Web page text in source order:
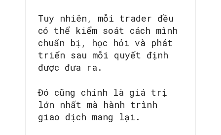
Tuy nhiên, mỗi trader đều
có thể kiểm soát cách mình
chuẩn bị, học hỏi và phát
triển sau mỗi quyết định
được đưa ra.
Đó cũng chính là giá trị
lớn nhất mà hành trình
giao dịch mang lại.